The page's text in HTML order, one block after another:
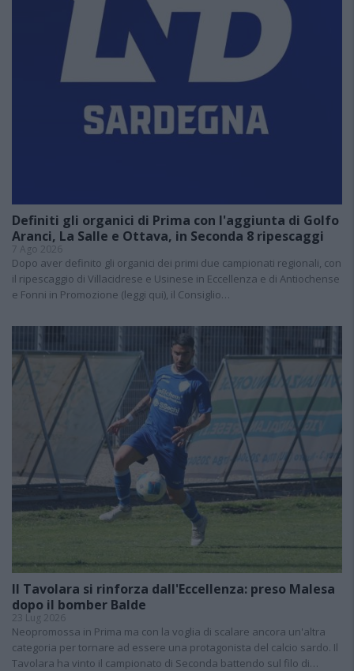
Definiti gli organici di Prima con l'aggiunta di Golfo
Aranci, La Salle e Ottava, in Seconda 8 ripescaggi
7 Ago 2026
Dopo aver definito gli organici dei primi due campionati regionali, con
il ripescaggio di Villacidrese e Usinese in Eccellenza e di Antiochense
e Fonni in Promozione (leggi qui), il Consiglio…
Il Tavolara si rinforza dall'Eccellenza: preso Malesa
dopo il bomber Balde
23 Lug 2026
Neopromossa in Prima ma con la voglia di scalare ancora un'altra
categoria per tornare ad essere una protagonista del calcio sardo. Il
Tavolara ha vinto il campionato di Seconda battendo sul filo di…